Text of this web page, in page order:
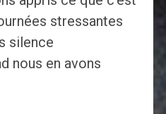
stressantes
silence
nous en avons